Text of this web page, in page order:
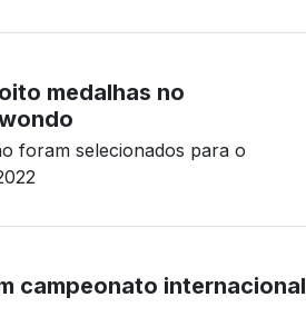
medalhas no
foram selecionados para o
campeonato internacional